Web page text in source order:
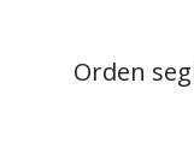
Orden